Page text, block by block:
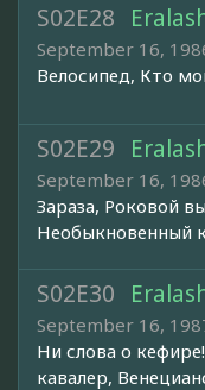
S02E28
September 16,
Велосипед, Кто
S02E29
September 16,
Зараза, Роковой
Необыкновенный
S02E30
September 16,
Ни слова о
кавалер,